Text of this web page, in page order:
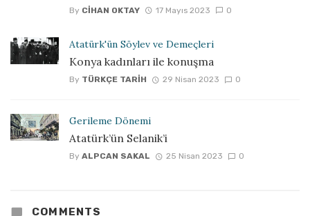
By CIHAN OKTAY 17 Mayıs 2023 0
Atatürk'ün Söylev ve Demeçleri
Konya kadınları ile konuşma
By TÜRKÇE TARIH 29 Nisan 2023 0
Gerileme Dönemi
Atatürk’ün Selanik’i
By ALPCAN SAKAL 25 Nisan 2023 0
COMMENTS